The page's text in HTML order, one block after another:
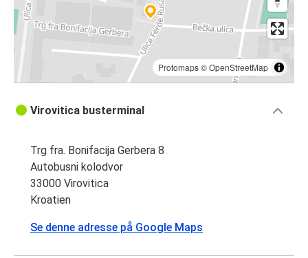
Protomaps©OpenStreetMap
Virovitica busterminal
Trg fra. Bonifacija Gerbera 8
Autobusni kolodvor
33000 Virovitica
Kroatien
Se denne adresse på Google Maps